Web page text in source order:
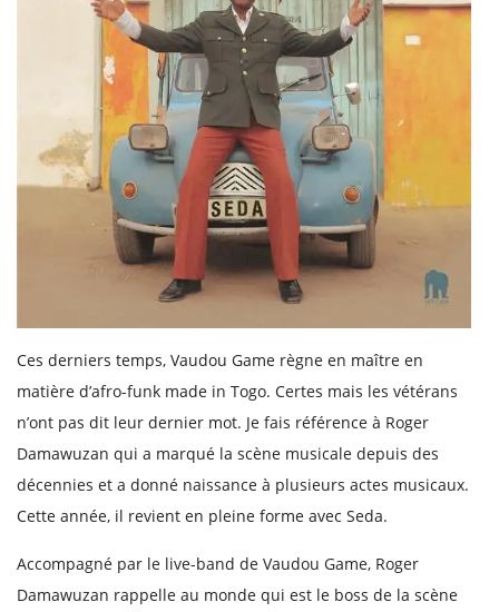
Ces derniers temps, Vaudou Game règne en maître en
matière d’afro-funk made in Togo. Certes mais les vétérans
n’ont pas dit leur dernier mot. Je fais référence à Roger
Damawuzan qui a marqué la scène musicale depuis des
décennies et a donné naissance à plusieurs actes musicaux.
Cette année, il revient en pleine forme avec Seda.
Accompagné par le live-band de Vaudou Game, Roger
Damawuzan rappelle au monde qui est le boss de la scène